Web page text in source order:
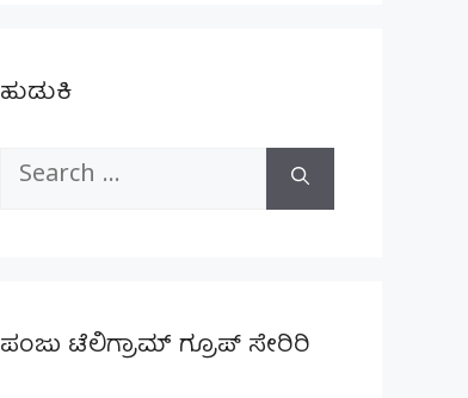
ಹುಡುಕಿ
Search
ಪಂಜು ಟೆಲಿಗ್ರಾಮ್ ಗ್ರೂಪ್ ಸೇರಿರಿ